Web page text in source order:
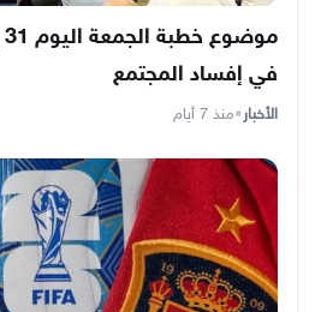
في إفساد المجتمع
الأخبار•منذ 7 أيام